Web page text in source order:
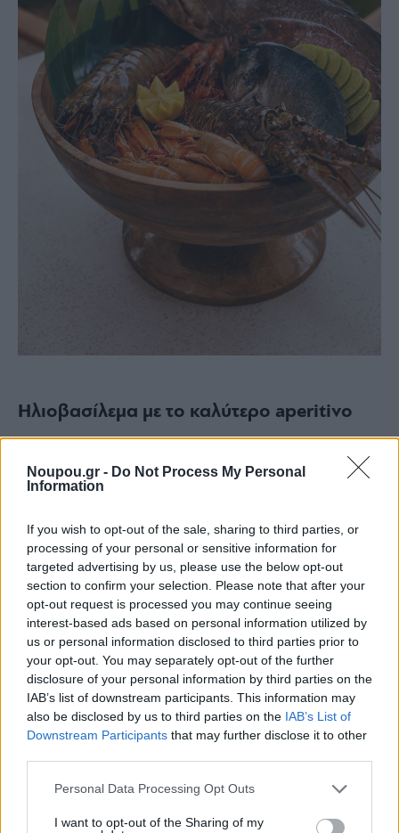
Noupou.gr - Do Not Process My Personal
Information
If you wish to opt-out of the sale, sharing to third parties, or
processing of your personal or sensitive information for
targeted advertising by us, please use the below opt-out
section to confirm your selection. Please note that after your
opt-out request is processed you may continue seeing
interest-based ads based on personal information utilized by
us or personal information disclosed to third parties prior to
your opt-out. You may separately opt-out of the further
disclosure of your personal information by third parties on the
IAB’s list of downstream participants. This information may
also be disclosed by us to third parties on the IAB’s List of
Downstream Participants that may further disclose it to other
Please note that this website/app uses one or more Google
not limited to your visit or usage behaviour. You may click to
Personal Data Processing Opt Outs
I want to opt-out of the Sharing of my
Ηλιοβασίλεμα με το καλύτερο aperitivo
Η golden hour είναι η επιτομή του #beachlife, όπου η
θάλασσα μοιάζει χρυσαφένια και ο ήλιος δανείζει
το Aperitivo menu του The C είναι η τέλεια συνοδεία.
Μπορείς να επιλέξεις ένα από τα προτεινόμενα ποτά,
με ή χωρίς αλκοόλ και να «τσιμπήσεις» κάτι ελαφρύ.
Εδώ, το comfort ποτό που όλοι έχουμε συνδυάσει με
το ηλιοβασίλεμα – το Aperol Spritz – συνδυάζεται
εκπληκτικά με zucchini spread & ‘’ladopites’’ chips (θα
το βρεις και στο κεντρικό μενού και δες το σαν σημάδι
– δεν πρέπει να το χάσεις!).